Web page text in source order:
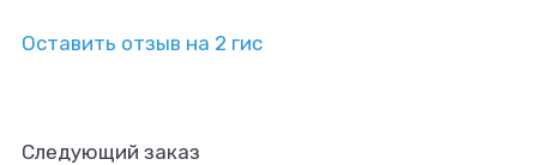
Оставить отзыв на 2 гис
Следующий заказ